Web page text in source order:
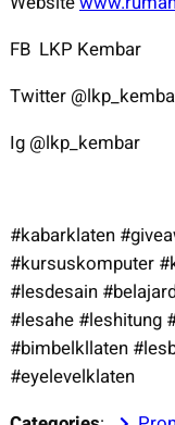
FB LKP Kembar
Twitter
Ig @lkp_kembar
#kabarklaten
#kursuskomputer
#lesdesain
#lesahe #leshitung
#bimbelkllaten
#eyelevelklaten